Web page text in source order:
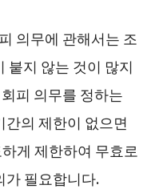
의무에 관해서는 조
붙지 않는 것이 많지
피 의무를 정하는
의 제한이 없으면
게 제한하여 무효로
가 필요합니다.